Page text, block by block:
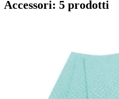
Accessori: 5 prodotti